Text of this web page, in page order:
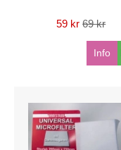
59 kr 69 kr
Info